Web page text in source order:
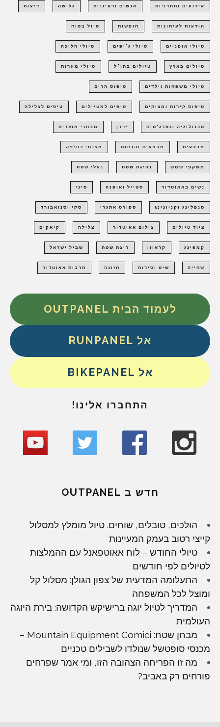
אירועים ותחרויות אנשים וראיונות גלישה דיעות
הודעות לעיתונות חופשות טיול בטוח
טיולי אופניים טיולי ג'יפים טיולי הליכה
טיולים בארץ טיולים בחו"ל טיולי מערות
טיולי משפחות וילדים טיפוס הרים
טיפוס קירות ומצוקים טיפים למטיילים טיפים לצלילה
טכנולוגיה וגאדג'טים ירדן מבחני מוצרים
מבצעים מבצעים והנחות מצנחי רחיפה
משקפי שמש נהיגת שטח נעלי שטח
נשים באאוטדור סטייל ואופנה סיני
סנפלינג וקניונינג ספורט אתגרי סקי וסנואבורד
ציוד טיולים צילום אאוטדור צלילה קיאקים
קמפינג קראוון ריצת שטח שביל ישראל
שחייה שיט וסירות תזונה תרבות אאוטדור
לעמוד הבית OUTPANEL
אל RUNPANEL
אל BIKEPANEL
התחברו אלינו!
חדש ב OUTPANEL
הולכים, טובלים, שוחים. טיול מומלץ למסלול
קייצי רטוב בעמק המעיינות
טיולי החודש – לוח אאוטפאנל עם ההמלצות
לטיולים לפי חודשים
התעלומה המדעית של צפון הגולן: מסלול קל
ומוצל לכל המשפחה
המדריך לטיול יוגה ברישיקש הקדושה: בירת היוגה
העולמית
מבחן שטח: Mountain Equipment Comici –
מכנסי סופטשל שנולדו לשבילים טכניים
מה זו הפריחה הצהובה הזו, ומי אמר שפרחים
פורחים רק באביב?